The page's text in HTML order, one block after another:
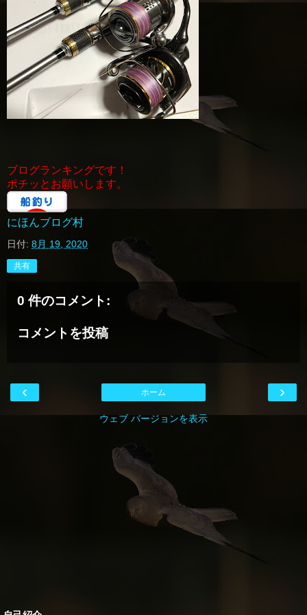
ブログランキングです！
ポチッとお願いします。
にほんブログ村
日付: 8月 19, 2020
共有
0 件のコメント:
コメントを投稿
‹ ›
ホーム
ウェブ バージョンを表示